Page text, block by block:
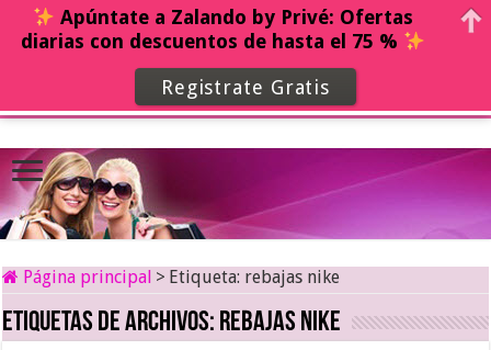
Página principal > Etiqueta: rebajas nike
Etiquetas de archivos: rebajas nike
Apúntate a Zalando by Privé: Ofertas
diarias con descuentos de hasta el 75 %
Registrate Gratis